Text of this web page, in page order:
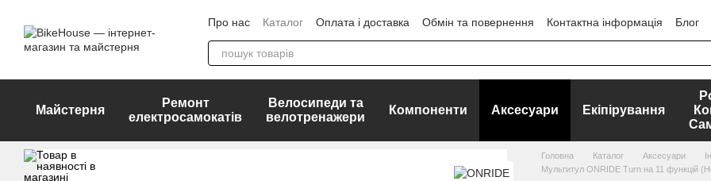
Про нас Каталог Оплата і доставка Обмін та повернення Контактна інформація
Блог
ДОГОВІР ПУБЛІЧНОЇ ОФЕРТИ
Майстерня
Ремонт
електросамокатів
Велосипеди та
велотренажери
Компоненти Аксесуари Екіпірування
Головна Каталог Аксесуари
Мультитул ONRIDE Turn на 11 функцій